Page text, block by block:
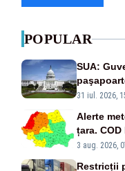
POPULAR
SUA:
începând
31 iul. 2026,
Alerte
țara.
3 aug. 2026,
Restricții